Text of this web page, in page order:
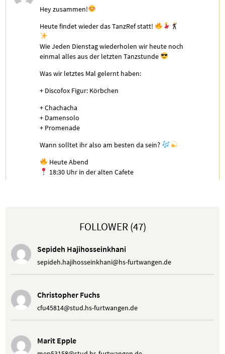
Hey zusammen!
Heute findet wieder das TanzRef statt!
Wie Jeden Dienstag wiederholen wir heute noch
einmal alles aus der letzten Tanzstunde
Was wir letztes Mal gelernt haben:
+ Discofox Figur: Körbchen
+ Chachacha
+ Damensolo
+ Promenade
Wann solltet ihr also am besten da sein?
Heute Abend
18:30 Uhr in der alten Cafete
Cha-Cha-Cha Figur:
+ Platzwechsel
Wir freuen uns auf euch!
Tobias Bobek Dienstag, 14.04.2026 16:16
FOLLOWER (47)
Sepideh Hajihosseinkhani
sepideh.hajihosseinkhani@hs-furtwangen.de
Christopher Fuchs
cfu45814@stud.hs-furtwangen.de
Marit Epple